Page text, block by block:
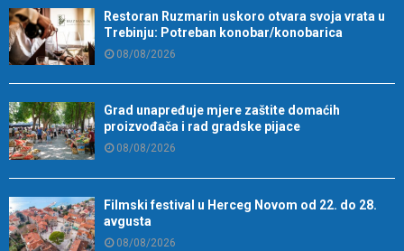
Restoran Ruzmarin uskoro otvara svoja vrata u
Trebinju: Potreban konobar/konobarica
08/08/2026
Grad unapređuje mjere zaštite domaćih
proizvođača i rad gradske pijace
08/08/2026
Filmski festival u Herceg Novom od 22. do 28.
avgusta
08/08/2026